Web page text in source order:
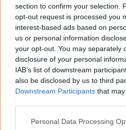
section to confirm your selection.
opt-out request is processed you
interest-based ads based on
us or personal information
your opt-out. You may separately
disclosure of your personal
IAB’s list of downstream
also be disclosed by us to third
Downstream Participants that
Personal Data Processing